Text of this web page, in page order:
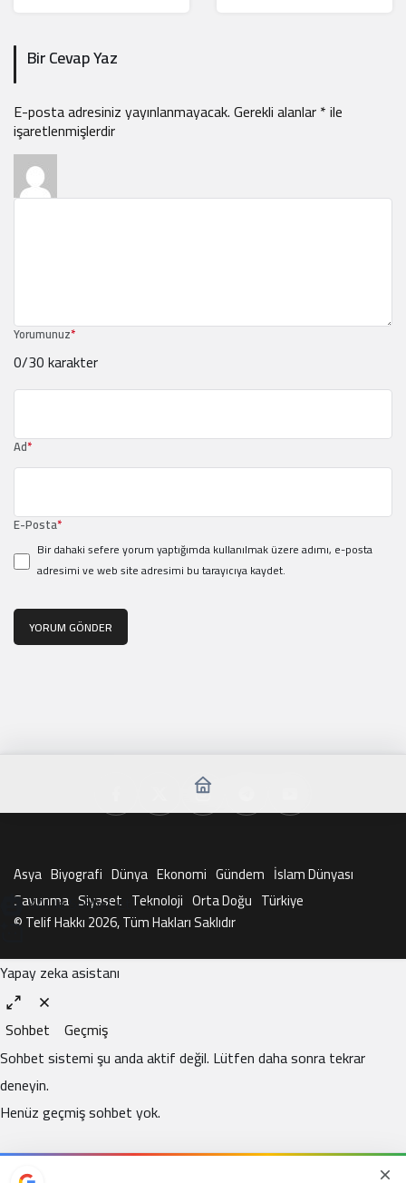
Bir Cevap Yaz
E-posta adresiniz yayınlanmayacak.Gerekli alanlar*ile
işaretlenmişlerdir
Yorumunuz*
0/30 karakter
Ad*
E-Posta*
Bir dahaki sefere yorum yaptığımda kullanılmak üzere adımı, e-posta
adresimi ve web site adresimi bu tarayıcıya kaydet.
YORUM GÖNDER
Asya Biyografi Dünya Ekonomi Gündem İslam Dünyası
Savunma Siyaset Teknoloji Orta Doğu Türkiye
© Telif Hakkı 2026, Tüm Hakları Saklıdır
KAI ile Sohbet Et
Yapay zeka asistanı
Sohbet Geçmiş
Sohbet sistemi şu anda aktif değil. Lütfen daha sonra tekrar
deneyin.
Henüz geçmiş sohbet yok.